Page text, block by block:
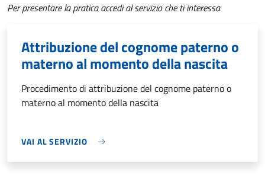
Per presentare la pratica accedi al servizio che ti interessa
Attribuzione del cognome paterno o
materno al momento della nascita
Procedimento di attribuzione del cognome paterno o
materno al momento della nascita
VAI AL SERVIZIO